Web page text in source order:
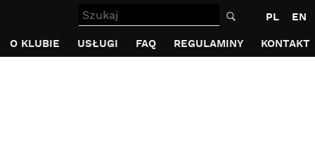
Szukaj PL
EN
O KLUBIE USŁUGI FAQ REGULAMINY KONTAKT